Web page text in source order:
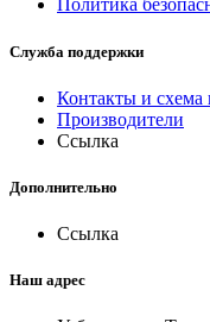
Политика
Служба поддержки
Контакты и схема
Производители
Ссылка
Дополнительно
Ссылка
Наш адрес